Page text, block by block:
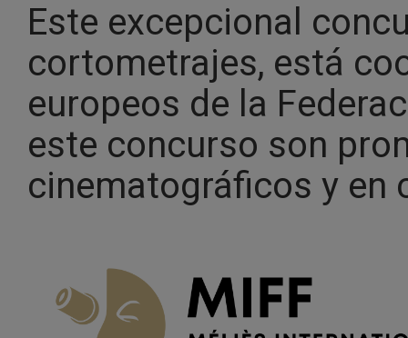
Este excepcional
cortometrajes, está
europeos de la
este concurso son
cinematográficos y en